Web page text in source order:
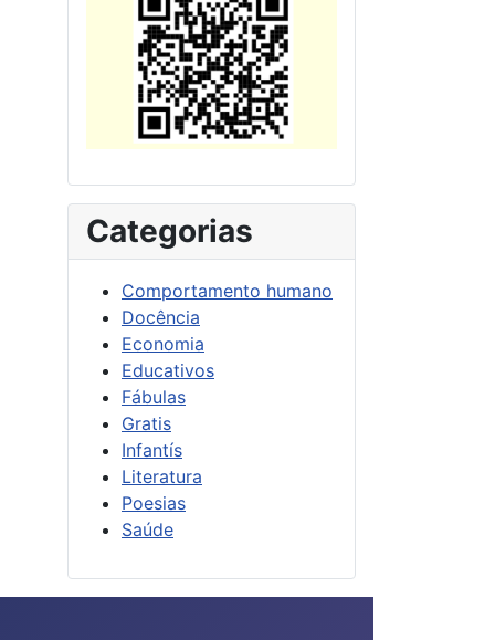
Categorias
Comportamento humano
Docência
Economia
Educativos
Fábulas
Gratis
Infantís
Literatura
Poesias
Saúde